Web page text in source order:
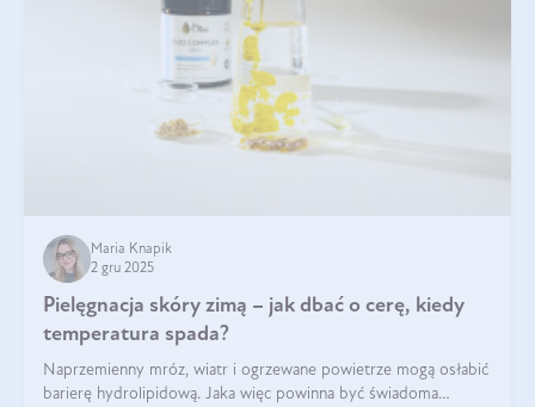
Maria Knapik
2 gru 2025
Pielęgnacja skóry zimą – jak dbać o cerę, kiedy
temperatura spada?
Naprzemienny mróz, wiatr i ogrzewane powietrze mogą osłabić
barierę hydrolipidową. Jaka więc powinna być świadoma